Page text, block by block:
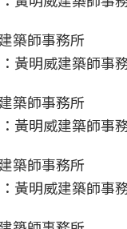
黃明威建築師事
黃明威建築師事
黃明威建築師事